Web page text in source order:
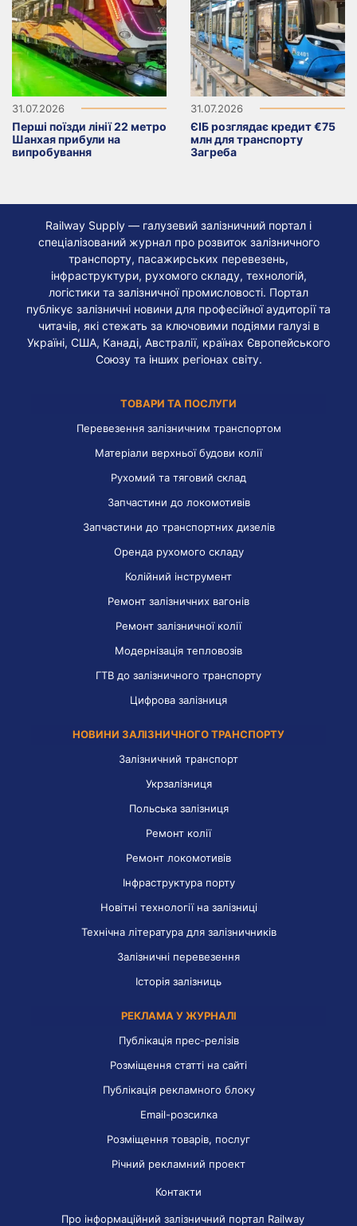
31.07.2026
Перші поїзди лінії 22 метро
Шанхая прибули на
випробування
31.07.2026
ЄІБ розглядає кредит €75
млн для транспорту
Загреба
Railway Supply — галузевий залізничний портал і
спеціалізований журнал про розвиток залізничного
транспорту, пасажирських перевезень,
інфраструктури, рухомого складу, технологій,
логістики та залізничної промисловості. Портал
публікує залізничні новини для професійної аудиторії та
читачів, які стежать за ключовими подіями галузі в
Україні, США, Канаді, Австралії, країнах Європейського
Союзу та інших регіонах світу.
ТОВАРИ ТА ПОСЛУГИ
Перевезення залізничним транспортом
Матеріали верхньої будови колії
Рухомий та тяговий склад
Запчастини до локомотивів
Запчастини до транспортних дизелів
Оренда рухомого складу
Колійний інструмент
Ремонт залізничних вагонів
Ремонт залізничної колії
Модернізація тепловозів
ГТВ до залізничного транспорту
Цифрова залізниця
НОВИНИ ЗАЛІЗНИЧНОГО ТРАНСПОРТУ
Залізничний транспорт
Укрзалізниця
Польська залізниця
Ремонт колії
Ремонт локомотивів
Інфраструктура порту
Новітні технології на залізниці
Технічна література для залізничників
Залізничні перевезення
Історія залізниць
РЕКЛАМА У ЖУРНАЛІ
Публікація прес-релізів
Розміщення статті на сайті
Публікація рекламного блоку
Email-розсилка
Розміщення товарів, послуг
Річний рекламний проект
Контакти
Про інформаційний залізничний портал Railway